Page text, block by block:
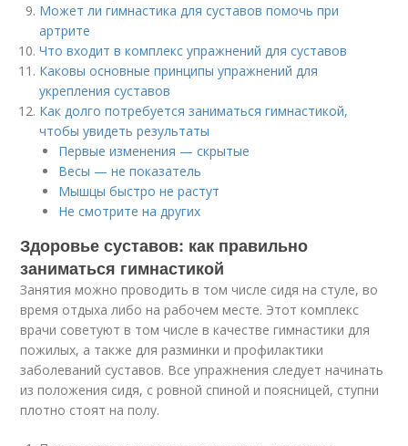
Может ли гимнастика для суставов помочь при
артрите
Что входит в комплекс упражнений для суставов
Каковы основные принципы упражнений для
укрепления суставов
Как долго потребуется заниматься гимнастикой,
чтобы увидеть результаты
Первые изменения — скрытые
Весы — не показатель
Мышцы быстро не растут
Не смотрите на других
Здоровье суставов: как правильно
заниматься гимнастикой
Занятия можно проводить в том числе сидя на стуле, во
время отдыха либо на рабочем месте. Этот комплекс
врачи советуют в том числе в качестве гимнастики для
пожилых, а также для разминки и профилактики
заболеваний суставов. Все упражнения следует начинать
из положения сидя, с ровной спиной и поясницей, ступни
плотно стоят на полу.